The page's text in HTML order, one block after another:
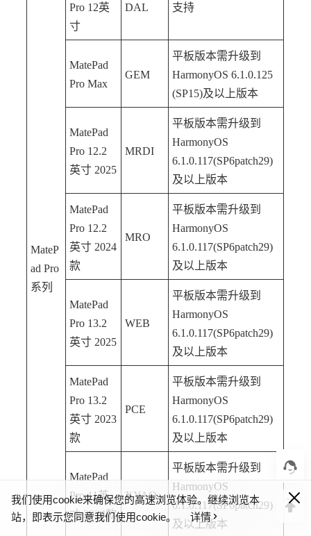
我们使用cookie来确保您的高速浏览体验。继续浏览本
站，即表示您同意我们使用cookie。
详情
MateP
ad Pro
系列
Pro 12英
寸
DAL 支持
MatePad
Pro Max
GEM
平板版本需升级到
HarmonyOS 6.1.0.125
(SP15)及以上版本
MatePad
Pro 12.2
英寸 2025
MRDI
平板版本需升级到
HarmonyOS
6.1.0.117(SP6patch29)
及以上版本
MatePad
Pro 12.2
英寸 2024
款
MRO
平板版本需升级到
HarmonyOS
6.1.0.117(SP6patch29)
及以上版本
MatePad
Pro 13.2
英寸 2025
WEB
平板版本需升级到
HarmonyOS
6.1.0.117(SP6patch29)
及以上版本
MatePad
Pro 13.2
英寸 2023
款
PCE
平板版本需升级到
HarmonyOS
6.1.0.117(SP6patch29)
及以上版本
MatePad
Pro 11英
寸 2024款
XYAO
平板版本需升级到
HarmonyOS
6.1.0.117(SP6patch29)
及以上版本